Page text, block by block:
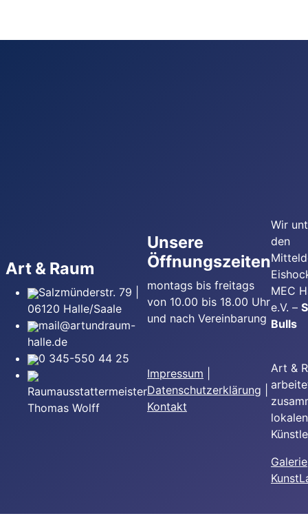
Art & Raum
Salzmünderstr. 79 |
06120 Halle/Saale
mail@artundraum-
halle.de
0 345-550 44 25
Raumausstattermeister
Thomas Wolff
Unsere
Öffnungszeiten
montags bis freitags
von 10.00 bis 18.00 Uhr
und nach Vereinbarung
Impressum
Datenschutzerklärung
Kontakt
Wir
den
MEC
e.V. –
Bulls
Art &
lokalen
Galerie
Kunst